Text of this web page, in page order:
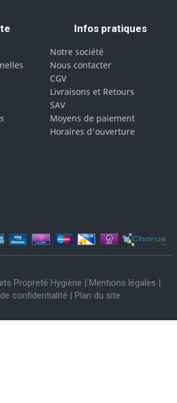
Infos pratiques
Notre société
Nous contacter
CGV
Livraisons et Retours
SAV
Moyens de paiement
Horaires d'ouverture
Propreté Hygiène | Mentions légales |
confidentialité | Plan du site